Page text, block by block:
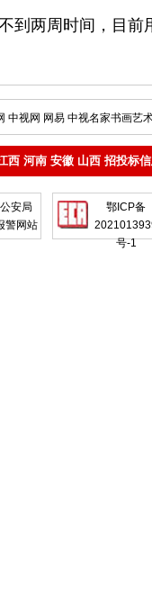
到两周时间，目前
中视网 网易 中视名家书画艺
西 河南 安徽 山西 招投标
安局
警网站
鄂ICP备
号-1